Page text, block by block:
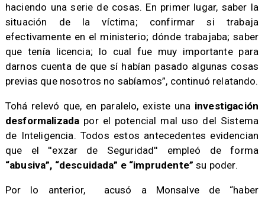
haciendo una serie de cosas. En primer lugar, saber la
situación de la víctima; confirmar si trabaja
efectivamente en el ministerio; dónde trabajaba; saber
que tenía licencia; lo cual fue muy importante para
darnos cuenta de que sí habían pasado algunas cosas
previas que nosotros no sabíamos”, continuó relatando.
​Tohá relevó que, en paralelo, existe una investigación
desformalizada por el potencial mal uso del Sistema
de Inteligencia. Todos estos antecedentes evidencian
que el ''exzar de Seguridad'' empleó de forma
“abusiva”, “descuidada” e “imprudente” su poder.
Por lo anterior, acusó a Monsalve de “haber